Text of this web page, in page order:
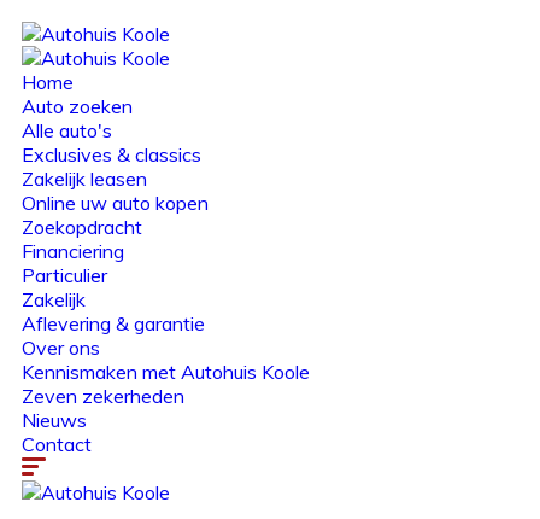
Home
Auto zoeken
Alle auto's
Exclusives & classics
Zakelijk leasen
Online uw auto kopen
Zoekopdracht
Financiering
Particulier
Zakelijk
Aflevering & garantie
Over ons
Kennismaken met Autohuis Koole
Zeven zekerheden
Nieuws
Contact